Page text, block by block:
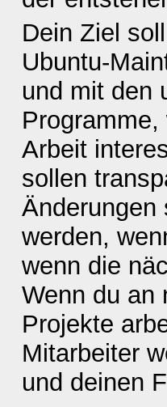
Dein Ziel
Ubuntu-
und mit den
Arbeit
sollen
Änderungen
werden,
wenn die
Wenn du an
Projekte
Mitarbeiter
und deinen